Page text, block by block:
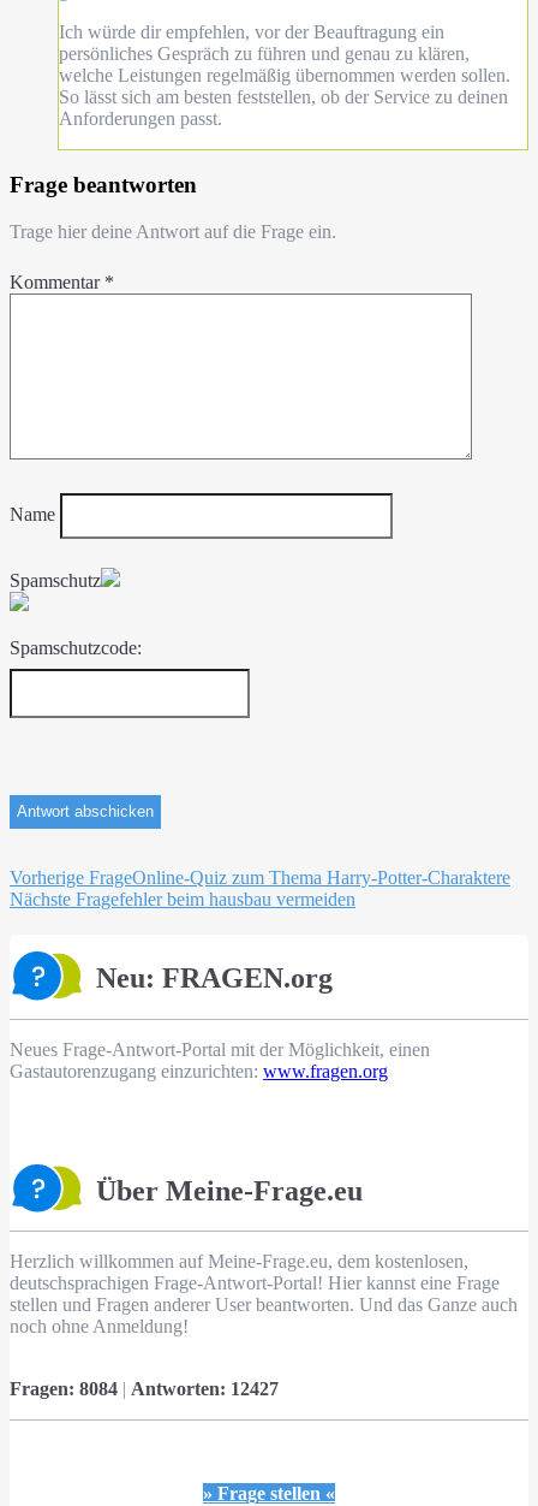
Ich würde dir empfehlen, vor der Beauftragung ein
persönliches Gespräch zu führen und genau zu klären,
welche Leistungen regelmäßig übernommen werden sollen.
So lässt sich am besten feststellen, ob der Service zu deinen
Anforderungen passt.
Frage beantworten
Trage hier deine Antwort auf die Frage ein.
Kommentar *
Name
Spamschutz
Spamschutzcode:
Beitragsnavigation
Vorherige FrageOnline-Quiz zum Thema Harry-Potter-Charaktere
Nächste Fragefehler beim hausbau vermeiden
Neu: FRAGEN.org
Neues Frage-Antwort-Portal mit der Möglichkeit, einen
Gastautorenzugang einzurichten: www.fragen.org
Über Meine-Frage.eu
Herzlich willkommen auf Meine-Frage.eu, dem kostenlosen,
deutschsprachigen Frage-Antwort-Portal! Hier kannst eine Frage
stellen und Fragen anderer User beantworten. Und das Ganze auch
noch ohne Anmeldung!
Fragen: 8084 | Antworten: 12427
» Frage stellen «